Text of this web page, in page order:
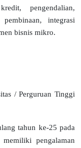
pengendalian,
integrasi
bisnis mikro.
/ Perguruan Tinggi
tahun ke-25 pada
pengalaman